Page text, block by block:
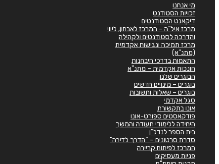
מי אנחנו
זכויות הסטודנט
דיקאנט הסטודנטים
מרכז איל”ה – המרכז לאבחון, ליווי
והדרכה לסטודנטים ולקהילה
מרכז תמיכה ונגישות אקדמית
(מתנ”א)
התאמות בדרכי היבחנות
חונכות אקדמית – מתנ"א
הבוגרים שלנו
בוגרים – מינויים חדשים
בוגרים – שאלות ותשובות
סגל אקדמי
אונו בתקשורת
פודקאסטים ספורט-אונו
היחידה ללימודי תעודה והמשך
בית הספר לנדל”ן
סדרת סרטונים – “הדרך לדירה”
המרכז לפיתוח קריירה
פניות מעסיקים